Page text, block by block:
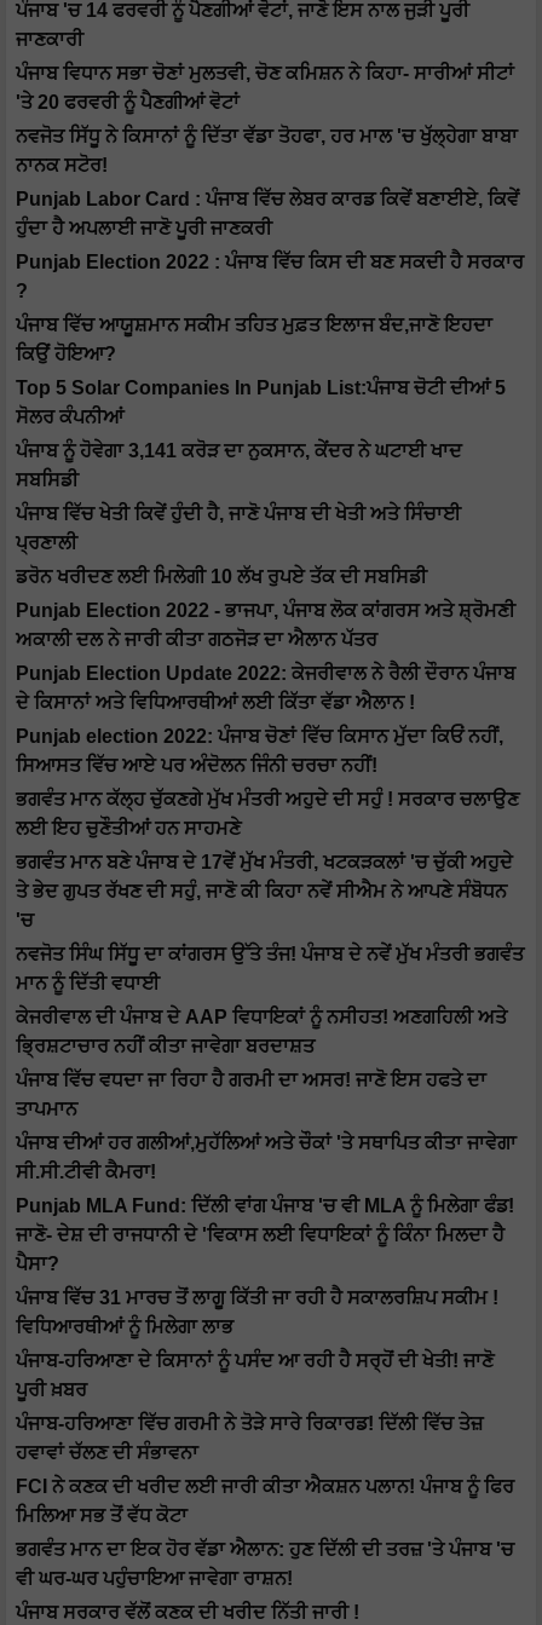
ਪੰਜਾਬ 'ਚ 14 ਫਰਵਰੀ ਨੂੰ ਪੈਣਗੀਆਂ ਵੋਟਾਂ, ਜਾਣੋ ਇਸ ਨਾਲ ਜੁੜੀ ਪੂਰੀ
ਜਾਣਕਾਰੀ
ਪੰਜਾਬ ਵਿਧਾਨ ਸਭਾ ਚੋਣਾਂ ਮੁਲਤਵੀ, ਚੋਣ ਕਮਿਸ਼ਨ ਨੇ ਕਿਹਾ- ਸਾਰੀਆਂ ਸੀਟਾਂ
'ਤੇ 20 ਫਰਵਰੀ ਨੂੰ ਪੈਣਗੀਆਂ ਵੋਟਾਂ
ਨਵਜੋਤ ਸਿੱਧੂ ਨੇ ਕਿਸਾਨਾਂ ਨੂੰ ਦਿੱਤਾ ਵੱਡਾ ਤੋਹਫਾ, ਹਰ ਮਾਲ 'ਚ ਖੁੱਲ੍ਹੇਗਾ ਬਾਬਾ
ਨਾਨਕ ਸਟੋਰ!
Punjab Labor Card : ਪੰਜਾਬ ਵਿੱਚ ਲੇਬਰ ਕਾਰਡ ਕਿਵੇਂ ਬਣਾਈਏ, ਕਿਵੇਂ
ਹੁੰਦਾ ਹੈ ਅਪਲਾਈ ਜਾਣੋ ਪੂਰੀ ਜਾਣਕਰੀ
Punjab Election 2022 : ਪੰਜਾਬ ਵਿੱਚ ਕਿਸ ਦੀ ਬਣ ਸਕਦੀ ਹੈ ਸਰਕਾਰ
?
ਪੰਜਾਬ ਵਿੱਚ ਆਯੂਸ਼ਮਾਨ ਸਕੀਮ ਤਹਿਤ ਮੁਫ਼ਤ ਇਲਾਜ ਬੰਦ,ਜਾਣੋ ਇਹਦਾ
ਕਿਉਂ ਹੋਇਆ?
Top 5 Solar Companies In Punjab List:ਪੰਜਾਬ ਚੋਟੀ ਦੀਆਂ 5
ਸੋਲਰ ਕੰਪਨੀਆਂ
ਪੰਜਾਬ ਨੂੰ ਹੋਵੇਗਾ 3,141 ਕਰੋੜ ਦਾ ਨੁਕਸਾਨ, ਕੇਂਦਰ ਨੇ ਘਟਾਈ ਖਾਦ
ਸਬਸਿਡੀ
ਪੰਜਾਬ ਵਿੱਚ ਖੇਤੀ ਕਿਵੇਂ ਹੁੰਦੀ ਹੈ, ਜਾਣੋ ਪੰਜਾਬ ਦੀ ਖੇਤੀ ਅਤੇ ਸਿੰਚਾਈ
ਪ੍ਰਣਾਲੀ
ਡਰੋਨ ਖਰੀਦਣ ਲਈ ਮਿਲੇਗੀ 10 ਲੱਖ ਰੁਪਏ ਤੱਕ ਦੀ ਸਬਸਿਡੀ
Punjab Election 2022 - ਭਾਜਪਾ, ਪੰਜਾਬ ਲੋਕ ਕਾਂਗਰਸ ਅਤੇ ਸ਼੍ਰੋਮਣੀ
ਅਕਾਲੀ ਦਲ ਨੇ ਜਾਰੀ ਕੀਤਾ ਗਠਜੋੜ ਦਾ ਐਲਾਨ ਪੱਤਰ
Punjab Election Update 2022: ਕੇਜਰੀਵਾਲ ਨੇ ਰੈਲੀ ਦੌਰਾਨ ਪੰਜਾਬ
ਦੇ ਕਿਸਾਨਾਂ ਅਤੇ ਵਿਧਿਆਰਥੀਆਂ ਲਈ ਕਿੱਤਾ ਵੱਡਾ ਐਲਾਨ !
Punjab election 2022: ਪੰਜਾਬ ਚੋਣਾਂ ਵਿੱਚ ਕਿਸਾਨ ਮੁੱਦਾ ਕਿਓਂ ਨਹੀਂ,
ਸਿਆਸਤ ਵਿੱਚ ਆਏ ਪਰ ਅੰਦੋਲਨ ਜਿੰਨੀ ਚਰਚਾ ਨਹੀਂ!
ਭਗਵੰਤ ਮਾਨ ਕੱਲ੍ਹ ਚੁੱਕਣਗੇ ਮੁੱਖ ਮੰਤਰੀ ਅਹੁਦੇ ਦੀ ਸਹੁੰ ! ਸਰਕਾਰ ਚਲਾਉਣ
ਲਈ ਇਹ ਚੁਣੌਤੀਆਂ ਹਨ ਸਾਹਮਣੇ
ਭਗਵੰਤ ਮਾਨ ਬਣੇ ਪੰਜਾਬ ਦੇ 17ਵੇਂ ਮੁੱਖ ਮੰਤਰੀ, ਖਟਕੜਕਲਾਂ 'ਚ ਚੁੱਕੀ ਅਹੁਦੇ
ਤੇ ਭੇਦ ਗੁਪਤ ਰੱਖਣ ਦੀ ਸਹੁੰ, ਜਾਣੋ ਕੀ ਕਿਹਾ ਨਵੇਂ ਸੀਐਮ ਨੇ ਆਪਣੇ ਸੰਬੋਧਨ
'ਚ
ਨਵਜੋਤ ਸਿੰਘ ਸਿੱਧੂ ਦਾ ਕਾਂਗਰਸ ਉੱਤੇ ਤੰਜ! ਪੰਜਾਬ ਦੇ ਨਵੇਂ ਮੁੱਖ ਮੰਤਰੀ ਭਗਵੰਤ
ਮਾਨ ਨੂੰ ਦਿੱਤੀ ਵਧਾਈ
ਕੇਜਰੀਵਾਲ ਦੀ ਪੰਜਾਬ ਦੇ AAP ਵਿਧਾਇਕਾਂ ਨੂੰ ਨਸੀਹਤ! ਅਣਗਹਿਲੀ ਅਤੇ
ਭ੍ਰਿਸ਼ਟਾਚਾਰ ਨਹੀਂ ਕੀਤਾ ਜਾਵੇਗਾ ਬਰਦਾਸ਼ਤ
ਪੰਜਾਬ ਵਿੱਚ ਵਧਦਾ ਜਾ ਰਿਹਾ ਹੈ ਗਰਮੀ ਦਾ ਅਸਰ! ਜਾਣੋ ਇਸ ਹਫਤੇ ਦਾ
ਤਾਪਮਾਨ
ਪੰਜਾਬ ਦੀਆਂ ਹਰ ਗਲੀਆਂ,ਮੁਹੱਲਿਆਂ ਅਤੇ ਚੌਕਾਂ 'ਤੇ ਸਥਾਪਿਤ ਕੀਤਾ ਜਾਵੇਗਾ
ਸੀ.ਸੀ.ਟੀਵੀ ਕੈਮਰਾ!
Punjab MLA Fund: ਦਿੱਲੀ ਵਾਂਗ ਪੰਜਾਬ 'ਚ ਵੀ MLA ਨੂੰ ਮਿਲੇਗਾ ਫੰਡ!
ਜਾਣੋ- ਦੇਸ਼ ਦੀ ਰਾਜਧਾਨੀ ਦੇ 'ਵਿਕਾਸ ਲਈ ਵਿਧਾਇਕਾਂ ਨੂੰ ਕਿੰਨਾ ਮਿਲਦਾ ਹੈ
ਪੈਸਾ?
ਪੰਜਾਬ ਵਿੱਚ 31 ਮਾਰਚ ਤੋਂ ਲਾਗੂ ਕਿੱਤੀ ਜਾ ਰਹੀ ਹੈ ਸਕਾਲਰਸ਼ਿਪ ਸਕੀਮ !
ਵਿਧਿਆਰਥੀਆਂ ਨੂੰ ਮਿਲੇਗਾ ਲਾਭ
ਪੰਜਾਬ-ਹਰਿਆਣਾ ਦੇ ਕਿਸਾਨਾਂ ਨੂੰ ਪਸੰਦ ਆ ਰਹੀ ਹੈ ਸਰ੍ਹੋਂ ਦੀ ਖੇਤੀ! ਜਾਣੋ
ਪੂਰੀ ਖ਼ਬਰ
ਪੰਜਾਬ-ਹਰਿਆਣਾ ਵਿੱਚ ਗਰਮੀ ਨੇ ਤੋੜੇ ਸਾਰੇ ਰਿਕਾਰਡ! ਦਿੱਲੀ ਵਿੱਚ ਤੇਜ਼
ਹਵਾਵਾਂ ਚੱਲਣ ਦੀ ਸੰਭਾਵਨਾ
FCI ਨੇ ਕਣਕ ਦੀ ਖਰੀਦ ਲਈ ਜਾਰੀ ਕੀਤਾ ਐਕਸ਼ਨ ਪਲਾਨ! ਪੰਜਾਬ ਨੂੰ ਫਿਰ
ਮਿਲਿਆ ਸਭ ਤੋਂ ਵੱਧ ਕੋਟਾ
ਭਗਵੰਤ ਮਾਨ ਦਾ ਇਕ ਹੋਰ ਵੱਡਾ ਐਲਾਨ: ਹੁਣ ਦਿੱਲੀ ਦੀ ਤਰਜ਼ 'ਤੇ ਪੰਜਾਬ 'ਚ
ਵੀ ਘਰ-ਘਰ ਪਹੁੰਚਾਇਆ ਜਾਵੇਗਾ ਰਾਸ਼ਨ!
ਪੰਜਾਬ ਸਰਕਾਰ ਵੱਲੋਂ ਕਣਕ ਦੀ ਖਰੀਦ ਨਿੱਤੀ ਜਾਰੀ !